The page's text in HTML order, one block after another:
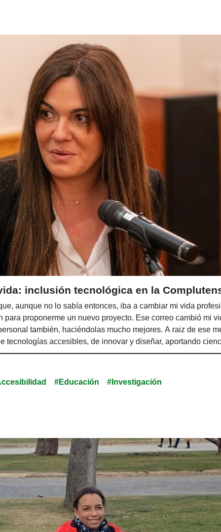
inclusión tecnológica en la
aunque no lo sabía entonces, iba a cambiar mi vida
proponerme un nuevo proyecto. Ese correo cambió mi
también, haciéndolas mucho mejores. A raiz de ese
tecnologías accesibles, de innovar y diseñar, aportando
#Educación #Investigación